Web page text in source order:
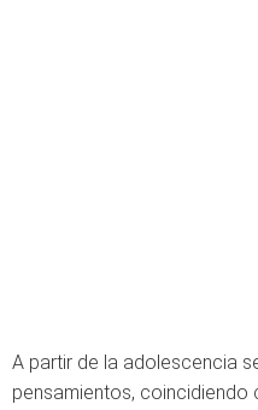
A partir de la adolescencia
pensamientos, coincidiendo